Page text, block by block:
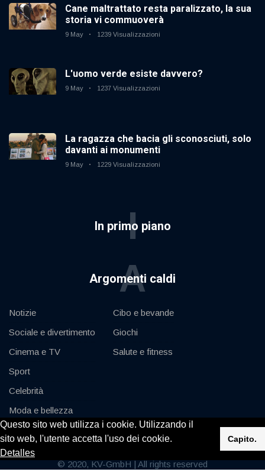
Questo sito web utilizza i cookie. Utilizzando il
sito web, l'utente accetta l'uso dei cookie.
Detalles
Capito.
Cane maltrattato resta paralizzato, la sua
storia vi commuoverà
9 May 1239 Visualizzazioni
L'uomo verde esiste davvero?
9 May 1237 Visualizzazioni
La ragazza che bacia gli sconosciuti, solo
davanti ai monumenti
9 May 1229 Visualizzazioni
In primo piano
I
Argomenti caldi
A
Notizie
Sociale e divertimento
Cinema e TV
Sport
Celebrità
Moda e bellezza
Auto e motore
Cibo e bevande
Giochi
Salute e fitness
© 2020, KV-GmbH | All rights reserved